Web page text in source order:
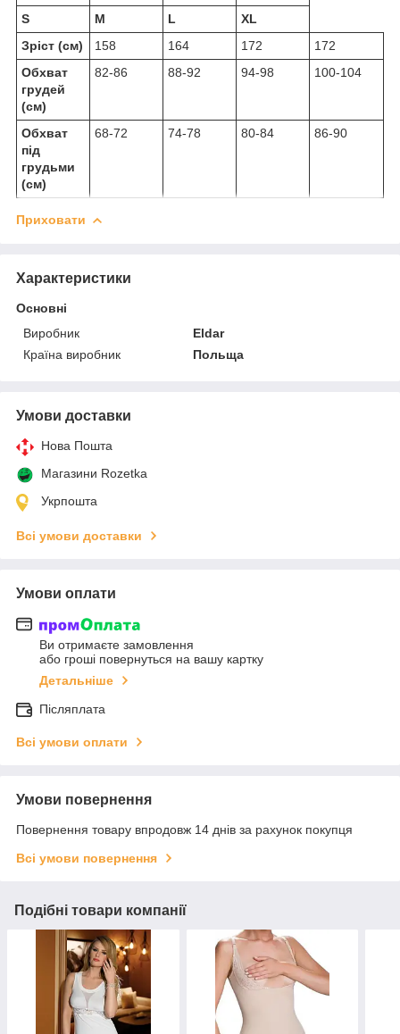
S
M L
XL
Зріст (см)
158 164 172
172
Обхват
грудей
(см)
82-86 88-92 94-98 100-104
Обхват
під
грудьми
(см)
68-72 74-78 80-84 86-90
Приховати
Характеристики
Основні
Виробник
Eldar
Країна виробник
Польща
Умови доставки
Нова Пошта
Магазини Rozetka
Укрпошта
Всі умови доставки
Умови оплати
Ви отримаєте замовлення
або гроші повернуться на вашу картку
Детальніше
Післяплата
Всі умови оплати
Умови повернення
Повернення товару впродовж 14 днів за рахунок покупця
Всі умови повернення
Подібні товари компанії